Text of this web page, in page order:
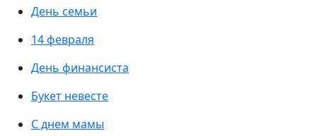
День семьи
14 февраля
День финансиста
Букет невесте
С днем мамы